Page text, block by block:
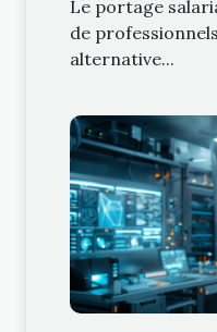
Le portage
de
alternative...